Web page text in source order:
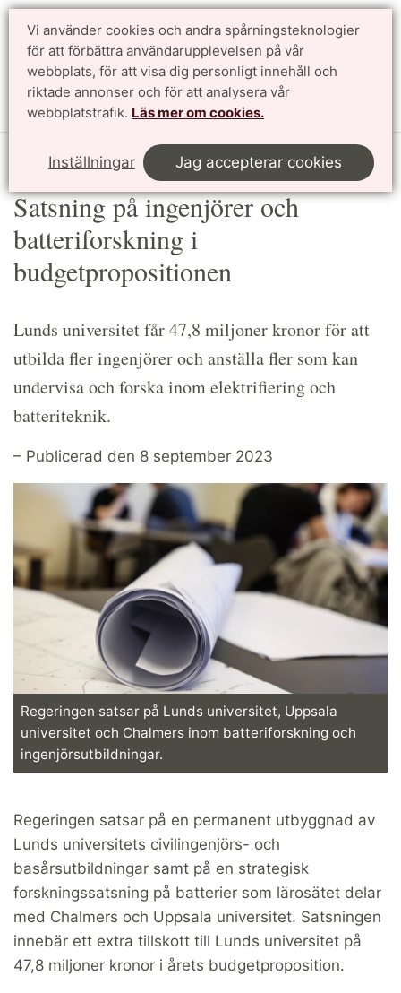
Vi använder cookies och andra spårningsteknologier
för att förbättra användarupplevelsen på vår
webbplats, för att visa dig personligt innehåll och
riktade annonser och för att analysera vår
webbplatstrafik. Läs mer om cookies.
Inställningar Jag accepterar cookies
Sök
Satsning på ingenjörer och
batteriforskning i
budgetpropositionen
Lunds universitet får 47,8 miljoner kronor för att
utbilda fler ingenjörer och anställa fler som kan
undervisa och forska inom elektrifiering och
batteriteknik.
– Publicerad den 8 september 2023
Regeringen satsar på Lunds universitet, Uppsala
universitet och Chalmers inom batteriforskning och
ingenjörsutbildningar.
Regeringen satsar på en permanent utbyggnad av
Lunds universitets civilingenjörs- och
basårsutbildningar samt på en strategisk
forskningssatsning på batterier som lärosätet delar
med Chalmers och Uppsala universitet. Satsningen
innebär ett extra tillskott till Lunds universitet på
47,8 miljoner kronor i årets budgetproposition.